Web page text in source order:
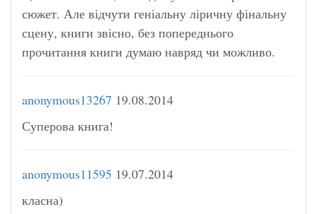
сюжет. Але відчути геніальну ліричну фінальну
сцену, книги звісно, без попереднього
прочитання книги думаю навряд чи можливо.
anonymous13267 19.08.2014
Суперова книга!
anonymous11595 19.07.2014
класна)